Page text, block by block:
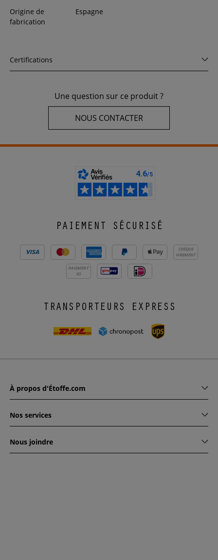
Origine de
fabrication
Espagne
Certifications
Une question sur ce produit ?
NOUS CONTACTER
PAIEMENT SÉCURISÉ
CHÈQUE
VIREMENT
PAIEMENT
X3
TRANSPORTEURS EXPRESS
À propos d'Étoffe.com
Nos services
Nous joindre